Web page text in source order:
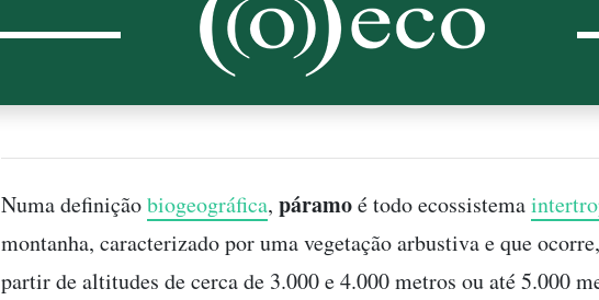
Numa definiçãobiogeográfica, páramoé todo ecossistema
montanha, caracterizado por uma vegetação arbustiva e que
partir de altitudes de cerca de 3.000 e 4.000 metros ou até 5.000